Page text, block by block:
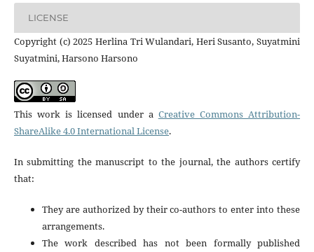
LICENSE
Copyright (c) 2025 Herlina Tri Wulandari, Heri Susanto, Suyatmini
Suyatmini, Harsono Harsono
This work is licensed under a Creative Commons Attribution-
ShareAlike 4.0 International License.
In submitting the manuscript to the journal, the authors certify
that:
They are authorized by their co-authors to enter into these
arrangements.
The work described has not been formally published